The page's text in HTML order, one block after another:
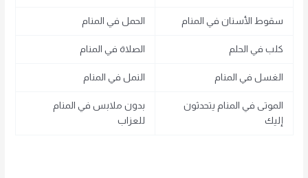
سقوط الأسنان في المنام الحمل في المنام
كلب في الحلم الصلاة في المنام
الغسل في المنام النمل في المنام
الموتى في المنام يتحدثون
إليك
بدون ملابس في المنام
للعزاب